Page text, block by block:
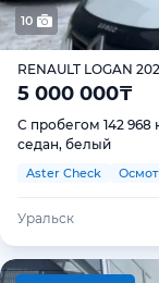
10
RENAULT LOGAN
5 000 000₸
С пробегом 142 968
седан, белый
Aster Check
Уральск